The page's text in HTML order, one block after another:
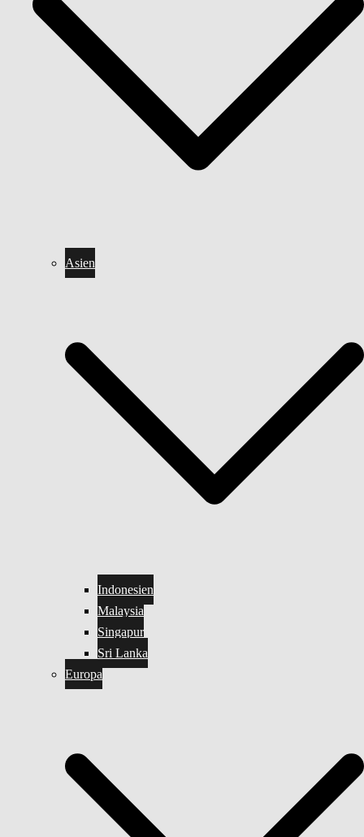
Asien
Indonesien
Malaysia
Singapur
Sri Lanka
Europa